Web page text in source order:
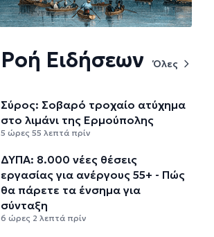
Ροή Ειδήσεων Όλες
Σύρος: Σοβαρό τροχαίο ατύχημα
στο λιμάνι της Ερμούπολης
5 ώρες 55 λεπτά πρίν
ΔΥΠΑ: 8.000 νέες θέσεις
εργασίας για ανέργους 55+ - Πώς
θα πάρετε τα ένσημα για
σύνταξη
6 ώρες 2 λεπτά πρίν